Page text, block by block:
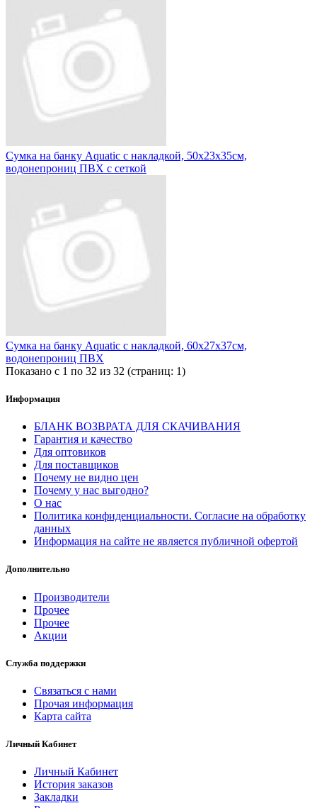
Сумка на банку Aquatic с накладкой, 50х23х35см,
водонепрониц ПВХ с сеткой
Сумка на банку Aquatic с накладкой, 60x27x37см,
водонепрониц ПВХ
Показано с 1 по 32 из 32 (страниц: 1)
Информация
БЛАНК ВОЗВРАТА ДЛЯ СКАЧИВАНИЯ
Гарантия и качество
Для оптовиков
Для поставщиков
Почему не видно цен
Почему у нас выгодно?
О нас
Политика конфиденциальности. Согласие на обработку
данных
Информация на сайте не является публичной офертой
Дополнительно
Производители
Прочее
Прочее
Акции
Служба поддержки
Связаться с нами
Прочая информация
Карта сайта
Личный Кабинет
Личный Кабинет
История заказов
Закладки